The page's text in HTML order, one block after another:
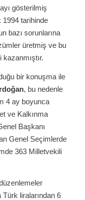
gösterilmiş
1994 tarihinde
bazı sorunlarına
üretmiş ve bu
bir konuşma ile
, bu nedenle
4 ay boyunca
ve Kalkınma
Başkanı
Genel Seçimlerde
363 Milletvekili
Türk liralarından 6